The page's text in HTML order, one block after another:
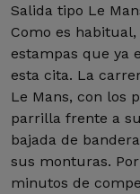
Salida tipo Le
Como es
estampas que ya
esta cita. La
Le Mans, con los
parrilla frente a
bajada de
sus monturas.
minutos de